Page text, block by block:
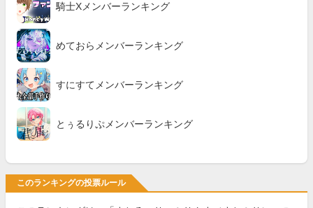
騎士Xメンバーランキング
めておらメンバーランキング
すにすてメンバーランキング
とぅるりぷメンバーランキング
このランキングの投票ルール